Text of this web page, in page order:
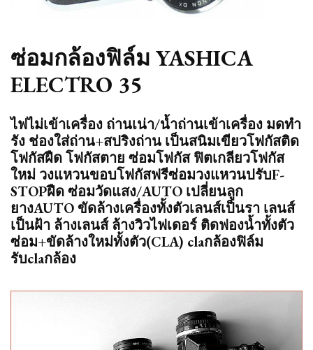
ซ่อมกล้องฟิล์ม YASHICA
ELECTRO 35
ไฟไม่เข้าเครื่อง ถ่านเน่า/น้ำถ่านเข้าเครื่อง มดทำ
รัง ช่องใส่ถ่าน+สปริงถ่าน เป็นสนิมเขียวโฟกัสติด
โฟกัสฝืด โฟกัสตาย ซ่อมโฟกัส ฟิตเกลียวโฟกัส
ใหม่ วงแหวนขอบโฟกัสฟรีซ่อมวงแหวนปรับF-
STOPฝืด ซ่อมวัดแสง/AUTO เปลี่ยนลูก
ยางAUTO ขัดล้างเครื่องทั้งตัวเลนส์เป็นรา เลนส์
เป็นฝ้า ล้างเลนส์ ล้างวิวไฟเดอร์ ติดฟองน้ำทั้งตัว
ซ่อม+ขัดล้างใหม่ทั้งตัว(CLA) claกล้องฟิล์ม
รับclaกล้อง